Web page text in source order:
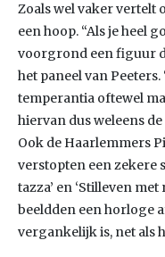
Zoals wel vaker vertelt
een hoop. “Als je heel
voorgrond een figuur
het paneel van
temperantia oftewel
hiervan dus weleens
Ook de Haarlemmers
verstopten een zekere
tazza’ en ‘Stilleven
beeldden een horloge
vergankelijk is, net als